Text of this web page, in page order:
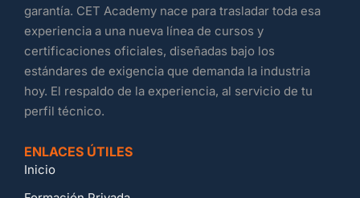
garantía. CET Academy nace para trasladar toda esa
experiencia a una nueva línea de cursos y
certificaciones oficiales, diseñadas bajo los
estándares de exigencia que demanda la industria
hoy. El respaldo de la experiencia, al servicio de tu
perfil técnico.
ENLACES ÚTILES
Inicio